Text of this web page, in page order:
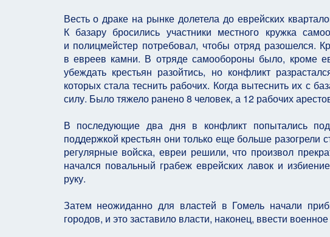
Весть о драке на рынке долетела до еврейских
К базару бросились участники местного кружка
и полицмейстер потребовал, чтобы отряд разошелся.
в евреев камни. В отряде самообороны было, кроме
убеждать крестьян разойтись, но конфликт
которых стала теснить рабочих. Когда вытеснить их с
силу. Было тяжело ранено 8 человек, а 12 рабочих
В последующие два дня в конфликт попытались
поддержкой крестьян они только еще больше разогрели
регулярные войска, евреи решили, что произвол
начался повальный грабеж еврейских лавок и
руку.
Затем неожиданно для властей в Гомель начали
городов, и это заставило власти, наконец, ввести